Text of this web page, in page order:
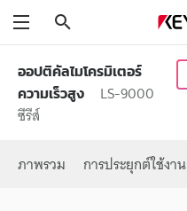
ออปติคัลไมโครมิเตอร์
ความเร็วสูง
LS-9000
ซีรีส์
ภาพรวม การประยุกต์ใช้งาน